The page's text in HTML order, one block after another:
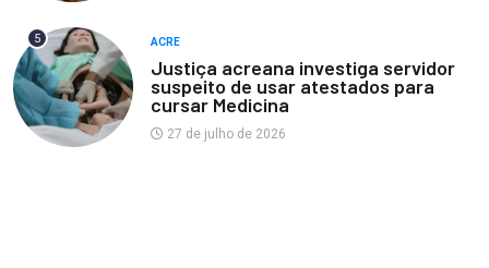
5 ACRE
Justiça acreana investiga servidor
suspeito de usar atestados para
cursar Medicina
27 de julho de 2026